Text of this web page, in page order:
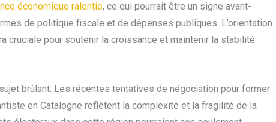
économique ralentie, ce qui pourrait être un signe avant-
de politique fiscale et de dépenses publiques. L’orientation
cruciale pour soutenir la croissance et maintenir la stabilité
brûlant. Les récentes tentatives de négociation pour former
en Catalogne reflètent la complexité et la fragilité de la